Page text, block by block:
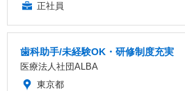
正社員
歯科助手/未経験OK・研修制度充実
医療法人社団ALBA
東京都